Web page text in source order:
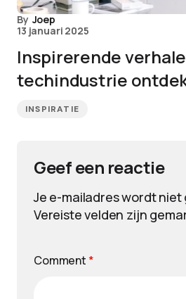
By Joep
13 januari 2025
Inspirerende
techindustrie
INSPIRATIE
Geef een reactie
Je e-mailadres wordt niet
Vereiste velden zijn
Comment *